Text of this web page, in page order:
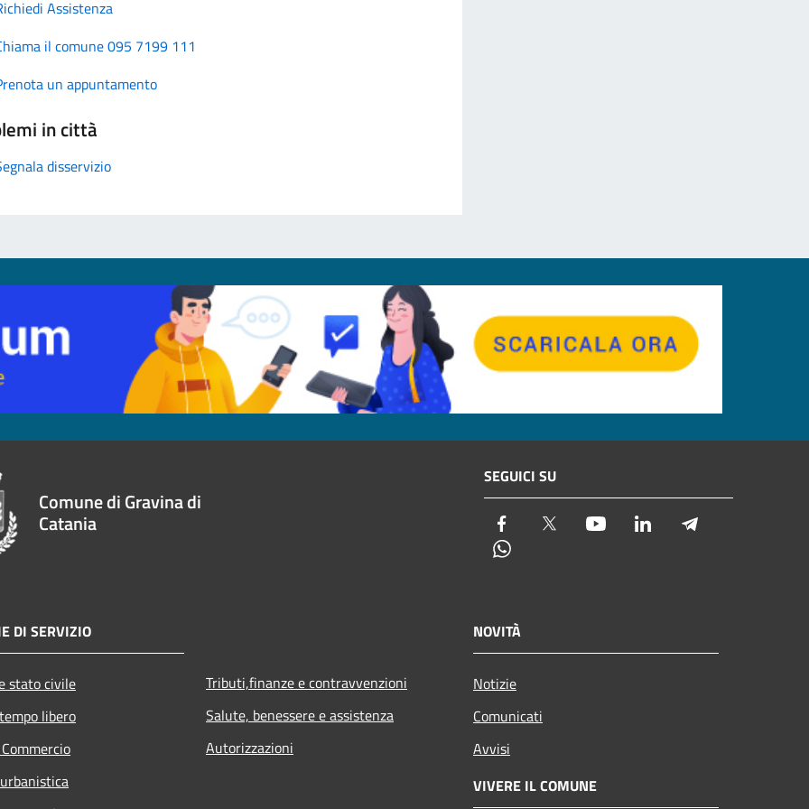
Assistenza
il comune 095 7199 111
un appuntamento
in città
disservizio
Comune di Gravina di
Catania
SEGUICI SU
Facebook Twitter Youtube LinkedIn
DI SERVIZIO
stato civile
libero
Tributi,finanze e contravvenzioni
Salute, benessere e assistenza
Autorizzazioni
NOVITÀ
Notizie
Comunicati
Avvisi
VIVERE IL COMUNE